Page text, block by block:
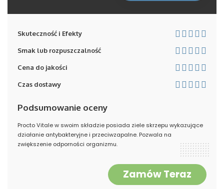
Skuteczność i Efekty
Smak lub rozpuszczalność
Cena do jakości
Czas dostawy
Podsumowanie oceny
Procto Vitale w swoim składzie posiada ziele skrzepu wykazujące
działanie antybakteryjne i przeciwzapalne. Pozwala na
zwiększenie odporności organizmu.
Zamów Teraz